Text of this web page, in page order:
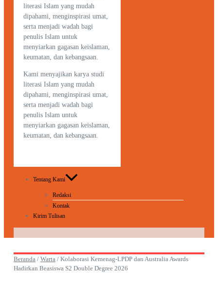
literasi Islam yang mudah
dipahami, menginspirasi umat,
serta menjadi wadah bagi
penulis Islam untuk
menyiarkan gagasan keislaman,
keumatan, dan kebangsaan.
Kami menyajikan karya studi
literasi Islam yang mudah
dipahami, menginspirasi umat,
serta menjadi wadah bagi
penulis Islam untuk
menyiarkan gagasan keislaman,
keumatan, dan kebangsaan.
Tentang Kami
Redaksi
Kontak
Kirim Tulisan
Beranda / Warta / Kolaborasi Kemenag-LPDP dan Australia Awards
Hadirkan Beasiswa S2 Double Degree 2026